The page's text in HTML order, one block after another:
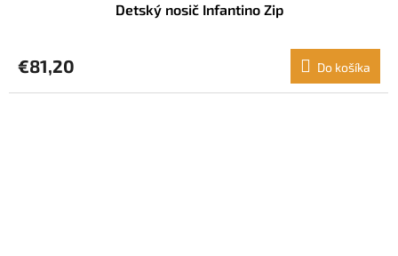
Detský nosič Infantino Zip
€81,20 Do košíka